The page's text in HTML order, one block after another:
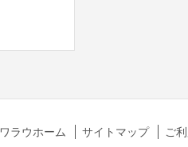
ワラウホーム サイトマップ ご